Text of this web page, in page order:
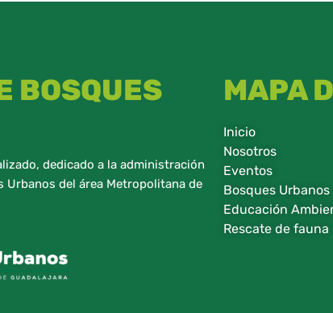
BOSQUES
dedicado a la administración
Urbanos del área Metropolitana de
MAPA
Inicio
Nosotros
Eventos
Bosques Urbanos
Educación
Rescate de fauna​